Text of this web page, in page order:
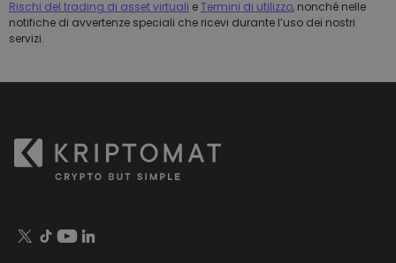
Rischi del trading di asset virtuali eTermini di utilizzo, nonché nelle
notifiche di avvertenze speciali che ricevi durante l’uso dei nostri
servizi.